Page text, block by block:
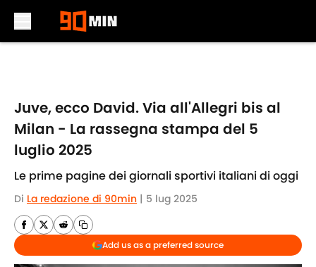
Juve, ecco David. Via all'Allegri bis al
Milan - La rassegna stampa del 5
luglio 2025
Le prime pagine dei giornali sportivi italiani di oggi
Di La redazione di 90min | 5 lug 2025
Add us as a preferred source